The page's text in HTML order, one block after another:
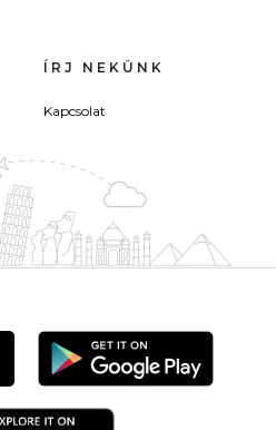
ÍRJ NEKÜNK
Kapcsolat